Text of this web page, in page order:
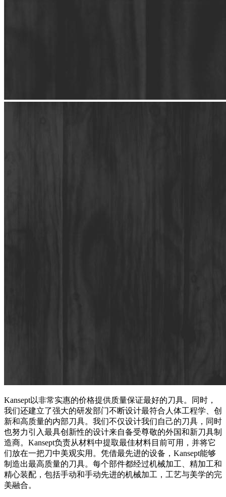
Kansept以非常实惠的价格提供质量保证最好的刀具。同时，
我们还建立了强大的研发部门不断设计最符合人体工程学、创
新和高质量的内部刀具。我们不仅设计我们自己的刀具，同时
也努力引入最具创新性的设计来自备受尊敬的外国和新刀具制
造商。Kansept负责从材料中提取最佳材料目前可用，并将它
们放在一把刀中美观实用。凭借最先进的设备，Kansept能够
制造出最高质量的刀具。每个部件都经过机械加工、精加工和
精心装配，包括手动和手动先进的机械加工，工艺与美学的完
美融合。